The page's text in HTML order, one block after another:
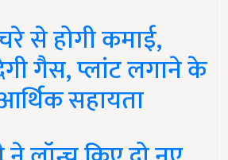
से होगी कमाई,
गैस, प्लांट लगाने के
सहायता